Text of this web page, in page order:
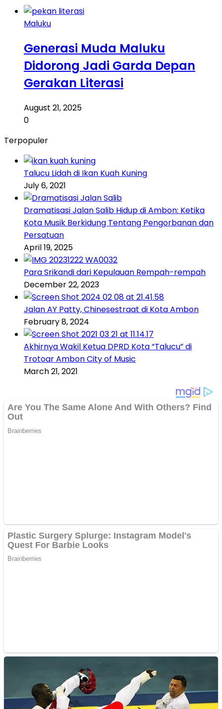
Maluku
Generasi Muda Maluku
Didorong Jadi Garda Depan
Gerakan Literasi
August 21, 2025
0
Terpopuler
Talucu Lidah di Ikan Kuah Kuning
July 6, 2021
Dramatisasi Jalan Salib Hidup di Ambon: Ketika
Kota Musik Berkidung Tentang Pengorbanan dan
Persatuan
April 19, 2025
Para Srikandi dari Kepulauan Rempah-rempah
December 22, 2023
Jalan AY Patty, Chinesestraat di Kota Ambon
February 8, 2024
Akhirnya Wakil Ketua DPRD Kota “Talucu” di
Trotoar Ambon City of Music
March 21, 2021